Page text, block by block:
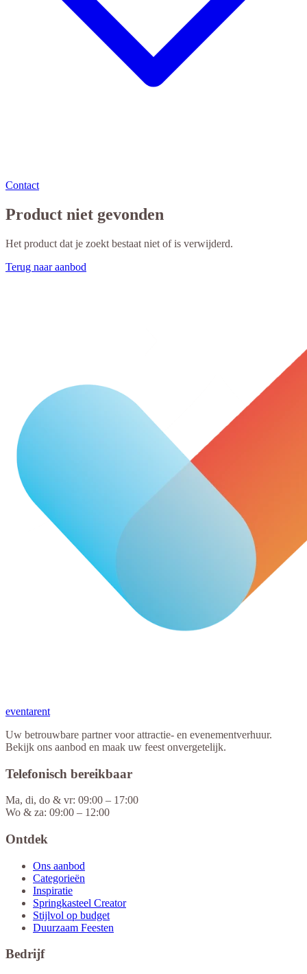
Contact
Product niet gevonden
Het product dat je zoekt bestaat niet of is verwijderd.
Terug naar aanbod
eventarent
Uw betrouwbare partner voor attractie- en evenementverhuur.
Bekijk ons aanbod en maak uw feest onvergetelijk.
Telefonisch bereikbaar
Ma, di, do & vr: 09:00 – 17:00
Wo & za: 09:00 – 12:00
Ontdek
Ons aanbod
Categorieën
Inspiratie
Springkasteel Creator
Stijlvol op budget
Duurzaam Feesten
Bedrijf